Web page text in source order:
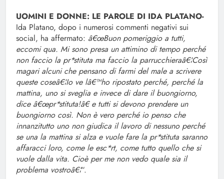
UOMINI E DONNE: LE PAROLE DI IDA PLATANO-
Ida Platano, dopo i numerosi commenti negativi sui
social, ha affermato: â€œBuon pomeriggio a tutti,
eccomi qua. Mi sono presa un attimino di tempo perché
non faccio la pr*stituta ma faccio la parrucchieraâ€¦Così
magari alcuni che pensano di farmi del male a scrivere
queste coseâ€¦Io ve lâ€™ho ripostato perché, perché la
mattina, uno si sveglia e invece di dare il buongiorno,
dice â€œpr*stituta!â€ e tutti si devono prendere un
buongiorno così. Non è vero perché io penso che
innanzitutto uno non giudica il lavoro di nessuno perché
se una la mattina si alza e vuole fare la pr*stituta saranno
affaracci loro, come le esc*rt, come tutto quello che si
vuole dalla vita. Cioè per me non vedo quale sia il
problema vostroâ€¦“.